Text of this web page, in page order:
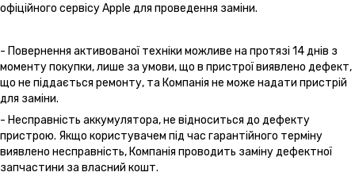
офіційного сервісу Apple для проведення заміни.
- Повернення активованої техніки можливе на протязі 14 днів з
моменту покупки, лише за умови, що в пристрої виявлено дефект,
що не піддається ремонту, та Компанія не може надати пристрій
для заміни.
- Несправність аккумулятора, не відноситься до дефекту
пристрою. Якщо користувачем під час гарантійного терміну
виявлено несправність, Компанія проводить заміну дефектної
запчастини за власний кошт.